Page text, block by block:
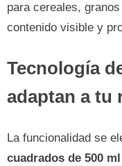
para cereales,
contenido visible y
Tecnología
adaptan a tu
La funcionalidad se
cuadrados de 500 ml